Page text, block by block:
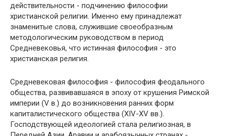
действительности - подчинению философии
христианской религии. Именно ему принадлежат
знаменитые слова, служившие своеобразным
методологическим руководством в период
Средневековья, что истинная философия - это
христианская религия.
Средневековая философия - философия феодального
общества, развивавшаяся в эпоху от крушения Римской
империи (V в.) до возникновения ранних форм
капиталистического общества (XIV-XV вв.).
Господствующей идеологией стала религиозная, в